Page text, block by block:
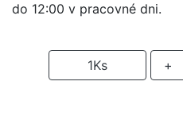
do 12:00 v pracovné dni.
1Ks +